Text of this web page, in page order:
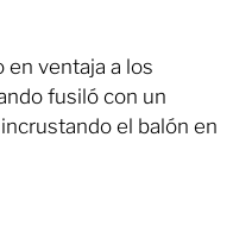
en ventaja a los
fusiló con un
incrustando el balón en